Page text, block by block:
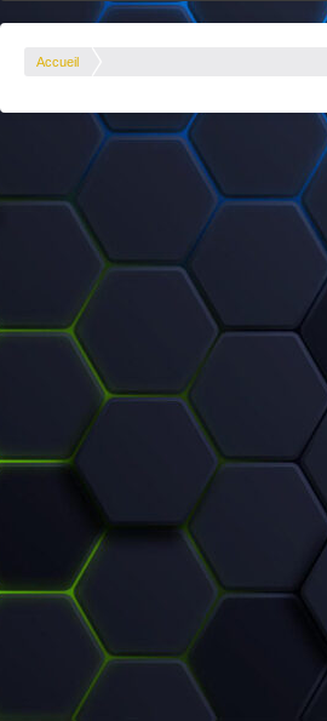
Accueil